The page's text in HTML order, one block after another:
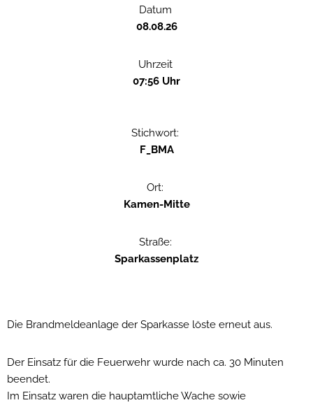
Datum
08.08.26
Uhrzeit
07:56 Uhr
Stichwort:
F_BMA
Ort:
Kamen-Mitte
Straße:
Sparkassenplatz
Die Brandmeldeanlage der Sparkasse löste erneut aus.
Der Einsatz für die Feuerwehr wurde nach ca. 30 Minuten
beendet.
Im Einsatz waren die hauptamtliche Wache sowie